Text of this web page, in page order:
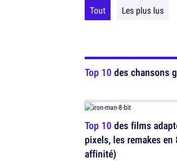
Tout Les plus lus
Top 10 des chansons
Top 10 des films
pixels, les remakes
affinité)